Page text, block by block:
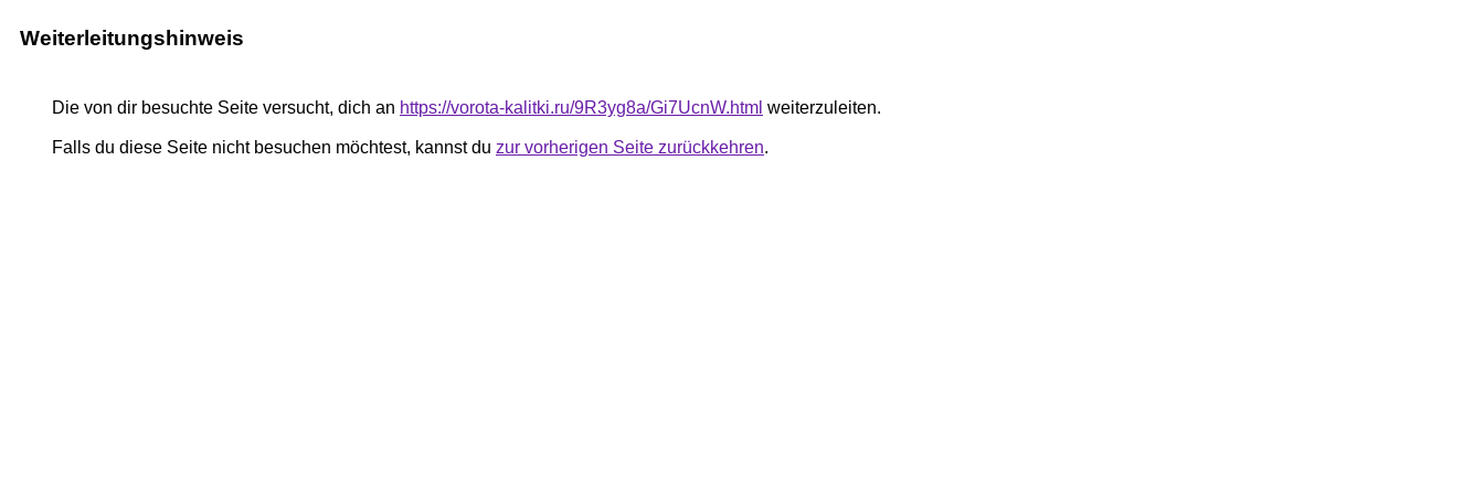
Weiterleitungshinweis
Die von dir besuchte Seite versucht, dich an https://vorota-kalitki.ru/9R3yg8a/Gi7UcnW.html weiterzuleiten.
Falls du diese Seite nicht besuchen möchtest, kannst du zur vorherigen Seite zurückkehren.